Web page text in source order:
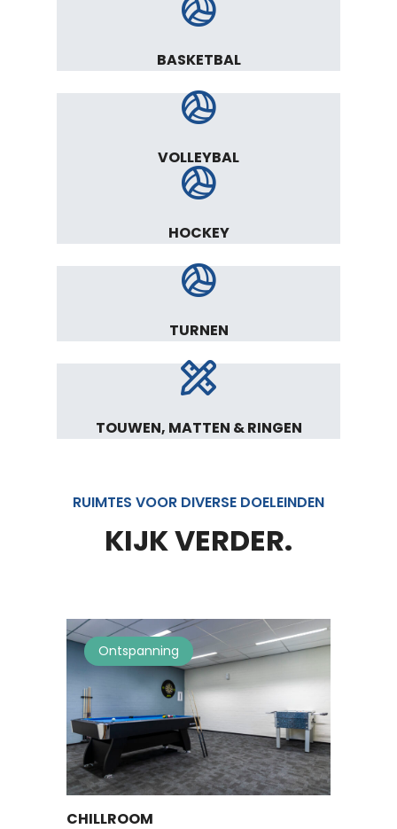
BASKETBAL
VOLLEYBAL
HOCKEY
TURNEN
TOUWEN, MATTEN & RINGEN
RUIMTES VOOR DIVERSE DOELEINDEN
KIJK VERDER.
CHILLROOM
Ontspanning